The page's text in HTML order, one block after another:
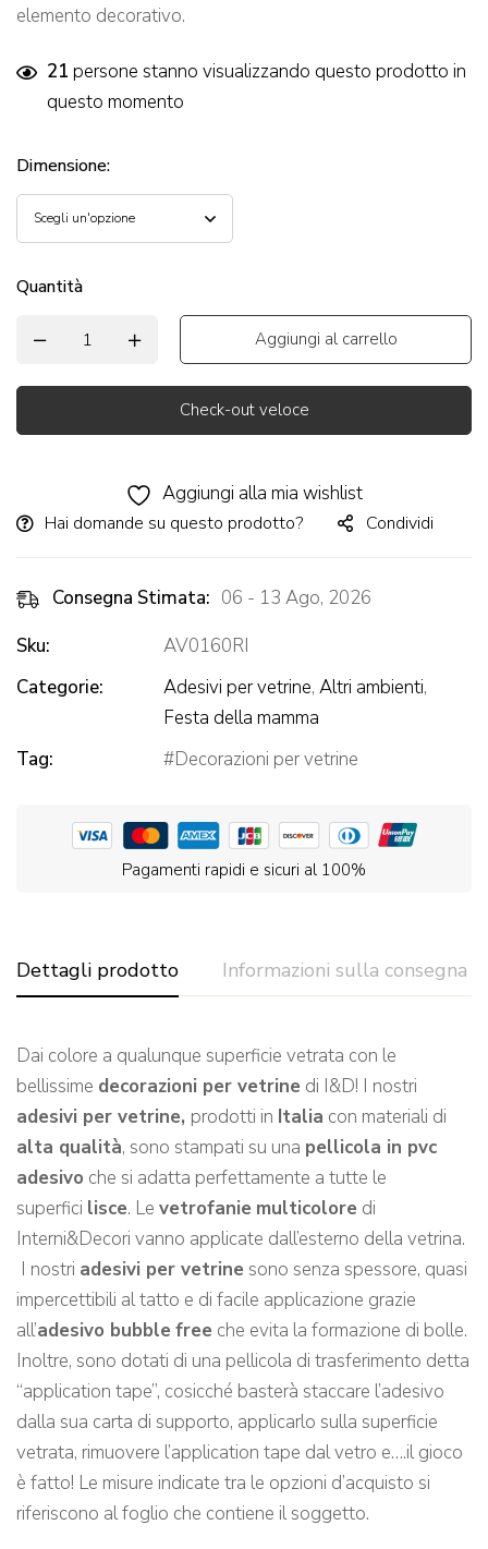
elemento decorativo.
21 persone stanno visualizzando questo prodotto in
questo momento
Dimensione:
Quantità
Aggiungi al carrello
Check-out veloce
Aggiungi alla mia wishlist
Hai domande su questo prodotto? Condividi
Consegna Stimata: 06 - 13 Ago, 2026
Sku:
AV0160RI
Categorie:
Adesivi per vetrine, Altri ambienti,
Festa della mamma
Tag:
Decorazioni per vetrine
Pagamenti rapidi e sicuri al 100%
Dettagli prodotto Informazioni sulla consegna
Dai colore a qualunque superficie vetrata con le
bellissime decorazioni per vetrine di I&D! I nostri
adesivi per vetrine, prodotti in Italia con materiali di
alta qualità, sono stampati su una pellicola in pvc
adesivo che si adatta perfettamente a tutte le
superfici lisce. Le vetrofanie multicolore di
Interni&Decori vanno applicate dall’esterno della vetrina.
I nostri adesivi per vetrine sono senza spessore, quasi
impercettibili al tatto e di facile applicazione grazie
all’adesivo bubble free che evita la formazione di bolle.
Inoltre, sono dotati di una pellicola di trasferimento detta
“application tape”, cosicché basterà staccare l’adesivo
dalla sua carta di supporto, applicarlo sulla superficie
vetrata, rimuovere l’application tape dal vetro e….il gioco
è fatto! Le misure indicate tra le opzioni d’acquisto si
riferiscono al foglio che contiene il soggetto.